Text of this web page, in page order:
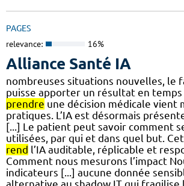
PAGES
relevance: 16%
Alliance Santé IA
nombreuses situations nouvelles, le
puisse apporter un résultat en
prendre une décision médicale vient
pratiques. L’IA est désormais
[...] Le patient peut savoir comment
utilisées, par qui et dans quel but.
rend l’IA auditable, réplicable et
Comment nous mesurons l’impact
indicateurs [...] aucune donnée